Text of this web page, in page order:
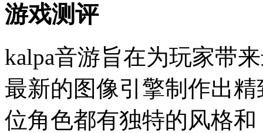
游戏测评
kalpa音游旨在为玩家带
最新的图像引擎制作出
位角色都有独特的风格